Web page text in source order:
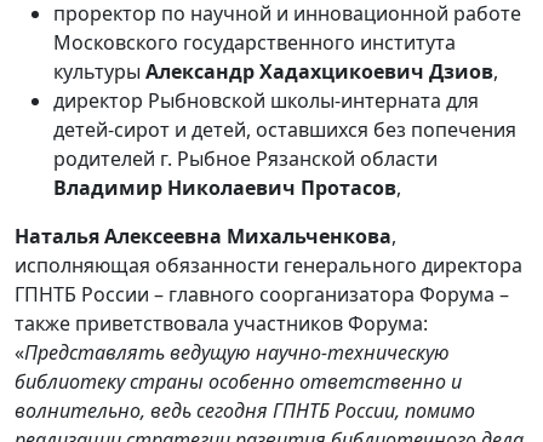
проректор по научной и инновационной работе
Московского государственного института
культуры Александр Хадахцикоевич Дзиов,
директор Рыбновской школы-интерната для
детей-сирот и детей, оставшихся без попечения
родителей г. Рыбное Рязанской области
Владимир Николаевич Протасов,
Наталья Алексеевна Михальченкова,
исполняющая обязанности генерального директора
ГПНТБ России – главного соорганизатора Форума –
также приветствовала участников Форума:
«Представлять ведущую научно-техническую
библиотеку страны особенно ответственно и
волнительно, ведь сегодня ГПНТБ России, помимо